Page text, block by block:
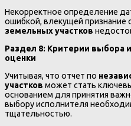
Некорректное определение
ошибкой, влекущей признание
земельных участков
Раздел 8: Критерии выбора
оценки
Учитывая, что отчет по
участков может стать
основанием для принятия
выбору исполнителя
тщательностью.